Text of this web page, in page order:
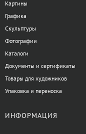
Картины
Графика
Скульптуры
Фотографии
Каталоги
Документы и сертификаты
Товары для художников
Упаковка и переноска
ИНФОРМАЦИЯ